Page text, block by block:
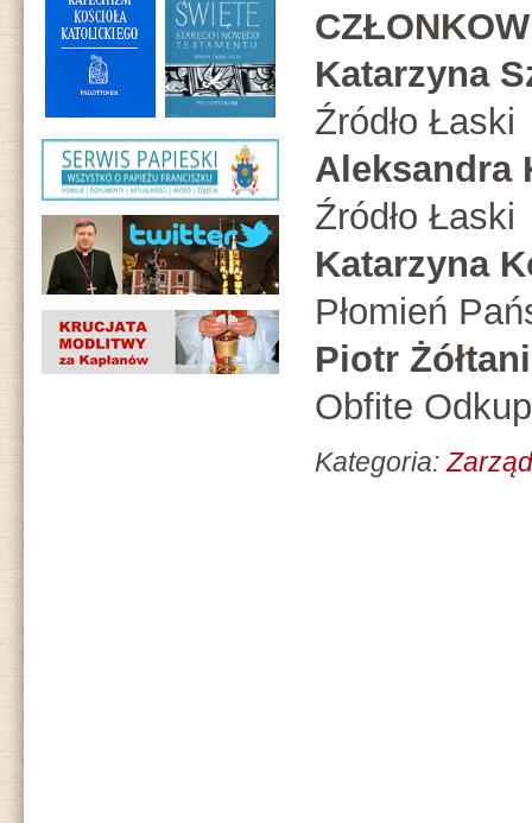
Katarzyna
Źródło Łaski
Aleksandra
Źródło Łaski
Katarzyna
Płomień
Piotr
Obfite
Kategoria: